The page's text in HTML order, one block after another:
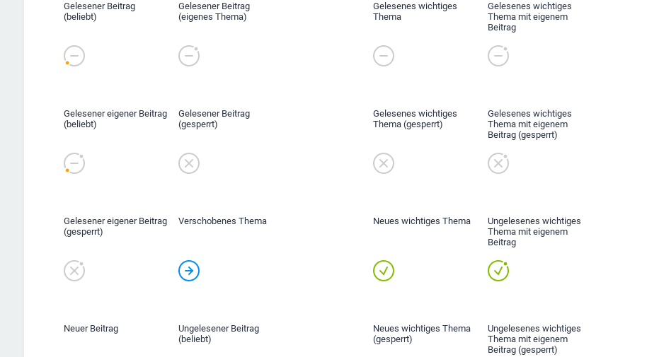
Gelesener Beitrag
(beliebt)
Gelesener Beitrag
(eigenes Thema)
Gelesener eigener Beitrag
(beliebt)
Gelesener Beitrag
(gesperrt)
Gelesener eigener Beitrag
(gesperrt)
Verschobenes Thema
Neuer Beitrag
Ungelesener Beitrag
(beliebt)
Gelesenes wichtiges
Thema
Gelesenes wichtiges
Thema mit eigenem
Beitrag
Gelesenes wichtiges
Thema (gesperrt)
Gelesenes wichtiges
Thema mit eigenem
Beitrag (gesperrt)
Neues wichtiges Thema
Ungelesenes wichtiges
Thema mit eigenem
Beitrag
Neues wichtiges Thema
(gesperrt)
Ungelesenes wichtiges
Thema mit eigenem
Beitrag (gesperrt)